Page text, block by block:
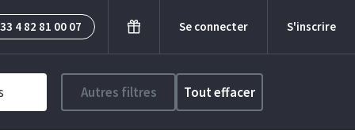
4 82 81 00 07 Se connecter S'inscrire
Autres filtres Tout effacer